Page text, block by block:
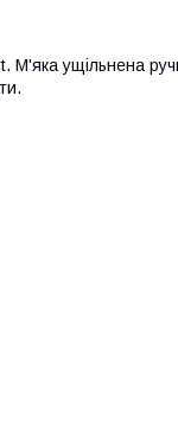
М'яка ущільнена